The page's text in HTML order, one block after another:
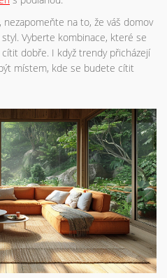
na to, že váš domov
Vyberte kombinace, které se
dobře. I když trendy přicházejí
místem, kde se budete cítit